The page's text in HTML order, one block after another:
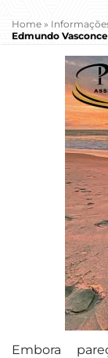
Home »
Edmundo
Embora